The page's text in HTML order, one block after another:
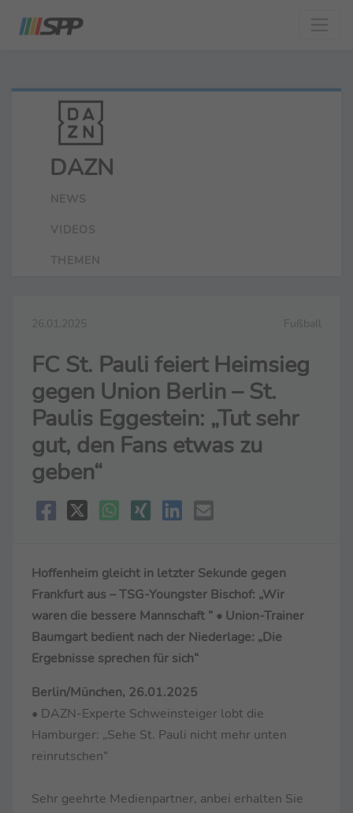
DAZN
NEWS
VIDEOS
THEMEN
26.01.2025 Fußball
FC St. Pauli feiert Heimsieg
gegen Union Berlin – St.
Paulis Eggestein: „Tut sehr
gut, den Fans etwas zu
geben“
Hoffenheim gleicht in letzter Sekunde gegen
Frankfurt aus – TSG-Youngster Bischof: „Wir
waren die bessere Mannschaft “ • Union-Trainer
Baumgart bedient nach der Niederlage: „Die
Ergebnisse sprechen für sich“
Berlin/München, 26.01.2025
• DAZN-Experte Schweinsteiger lobt die
Hamburger: „Sehe St. Pauli nicht mehr unten
reinrutschen“
Sehr geehrte Medienpartner, anbei erhalten Sie